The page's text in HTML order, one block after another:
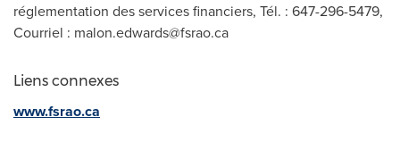
réglementation des services financiers, Tél. : 647-296-5479,
Courriel : malon.edwards@fsrao.ca
Liens connexes
www.fsrao.ca